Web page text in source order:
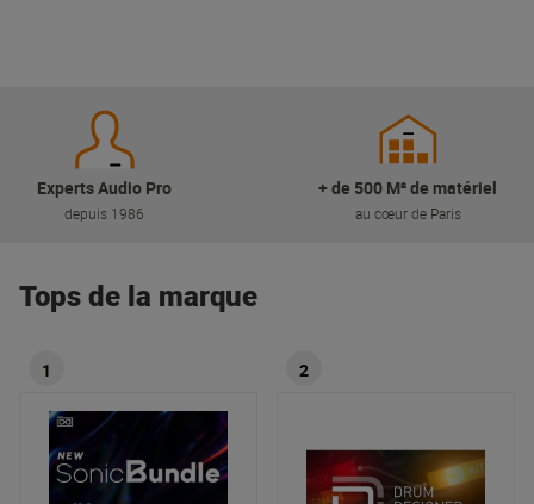
Experts Audio Pro
depuis 1986
+ de 500 M² de matériel
au cœur de Paris
Tops de la marque
1 2